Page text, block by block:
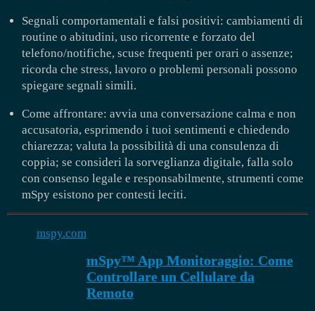
Segnali comportamentali e falsi positivi: cambiamenti di
routine o abitudini, uso ricorrente e forzato del
telefono/notifiche, scuse frequenti per orari o assenze;
ricorda che stress, lavoro o problemi personali possono
spiegare segnali simili.
Come affrontare: avvia una conversazione calma e non
accusatoria, esprimendo i tuoi sentimenti e chiedendo
chiarezza; valuta la possibilità di una consulenza di
coppia; se consideri la sorveglianza digitale, falla solo
con consenso legale e responsabilmente, strumenti come
mSpy esistono per contesti leciti.
mspy.com
mSpy™ App Monitoraggio: Come
Controllare un Cellulare da
Remoto